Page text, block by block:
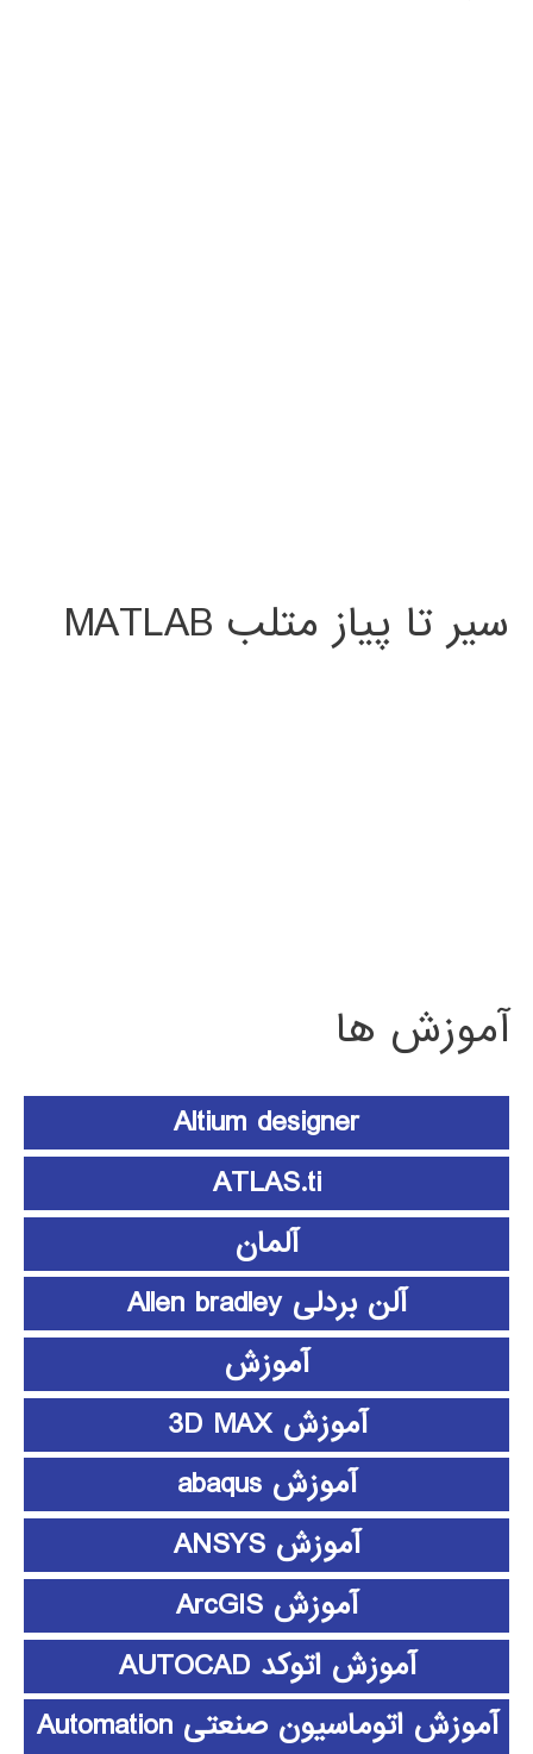
سیر تا پیاز متلب MATLAB
آموزش ها
Altium designer
ATLAS.ti
آلمان
آلن بردلی Allen bradley
آموزش
آموزش 3D MAX
آموزش abaqus
آموزش ANSYS
آموزش ArcGIS
آموزش اتوکد AUTOCAD
آموزش اتوماسیون صنعتی Automation